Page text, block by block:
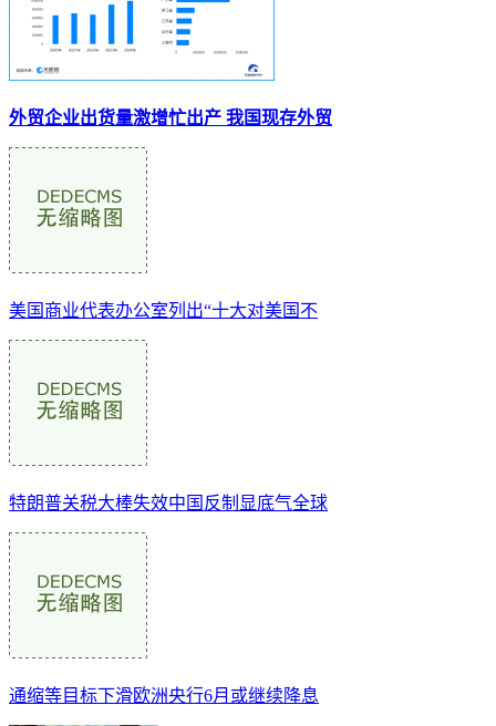
外贸企业出货量激增忙出产 我国现存外贸
美国商业代表办公室列出“十大对美国不
特朗普关税大棒失效中国反制显底气全球
通缩等目标下滑欧洲央行6月或继续降息